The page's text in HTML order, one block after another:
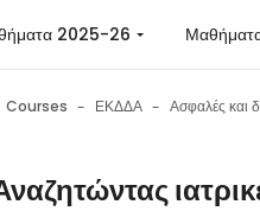
2025-26
Courses ΕΚΔΔΑ Ασφαλές και